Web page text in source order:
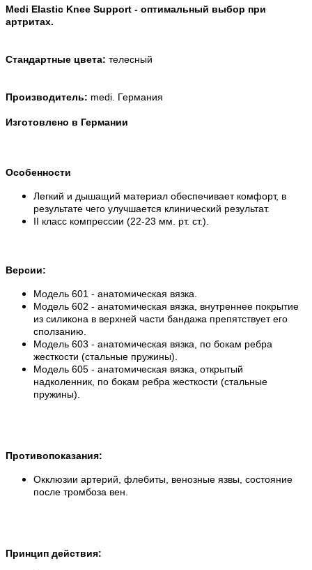
Medi Elastic Knee Support - оптимальный выбор при
артритах.
Стандартные цвета: телесный
Производитель: medi. Германия
Изготовлено в Германии
Особенности
Легкий и дышащий материал обеспечивает комфорт, в
результате чего улучшается клинический результат.
II класс компрессии (22-23 мм. рт. ст.).
Версии:
Модель 601 - анатомическая вязка.
Модель 602 - анатомическая вязка, внутреннее покрытие
из силикона в верхней части бандажа препятствует его
сползанию.
Модель 603 - анатомическая вязка, по бокам ребра
жесткости (стальные пружины).
Модель 605 - анатомическая вязка, открытый
надколенник, по бокам ребра жесткости (стальные
пружины).
Противопоказания:
Окклюзии артерий, флебиты, венозные язвы, состояние
после тромбоза вен.
Принцип действия: